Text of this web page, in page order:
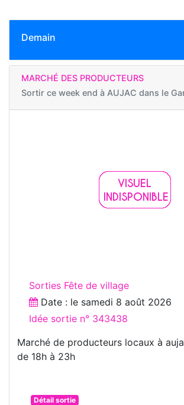
Demain
MARCHÉ DES PRODUCTEURS
Sortir ce week end à AUJAC dans le
Sorties Fête de village
Date : le samedi 8 août 2026
Idée sortie n° 343438
Marché de producteurs locaux à
de 18h à 23h
Détail sortie